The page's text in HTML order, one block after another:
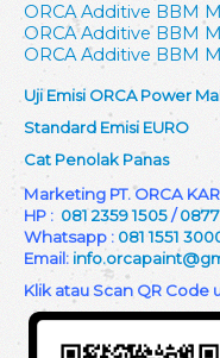
ORCA Additive BBM
ORCA Additive BBM
ORCA Additive BBM
Uji Emisi ORCA Power
Standard Emisi EURO
Cat Penolak Panas
Marketing PT. ORCA
HP : 081 2359 1505/
Whatsapp : 081 1551
Email:
Klik atau Scan QR